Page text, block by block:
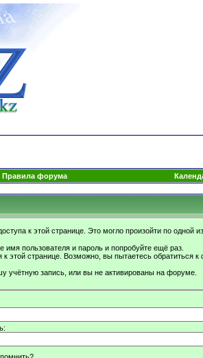
Правила форума
к этой странице. Это могло произойти по одной
пользователя и пароль и попробуйте ещё раз.
этой странице. Возможно, вы пытаетесь обратиться
учётную запись, или вы не активированы на форуме.